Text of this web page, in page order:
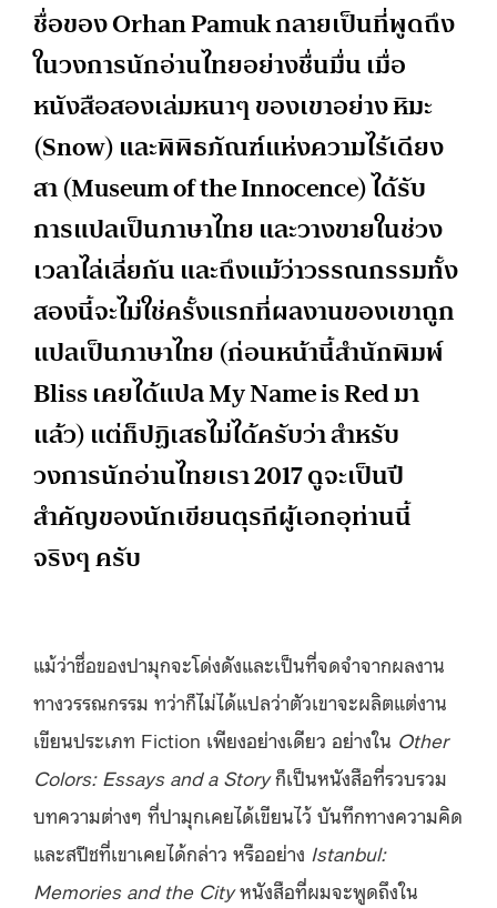
ชื่อของ Orhan Pamuk กลายเป็นที่พูดถึง
ในวงการนักอ่านไทยอย่างชื่นมื่น เมื่อ
หนังสือสองเล่มหนาๆ ของเขาอย่าง หิมะ
(Snow) และพิพิธภัณฑ์แห่งความไร้เดียง
สา (Museum of the Innocence) ได้รับ
การแปลเป็นภาษาไทย และวางขายในช่วง
เวลาไล่เลี่ยกัน และถึงแม้ว่าวรรณกรรมทั้ง
สองนี้จะไม่ใช่ครั้งแรกที่ผลงานของเขาถูก
แปลเป็นภาษาไทย (ก่อนหน้านี้สำนักพิมพ์
Bliss เคยได้แปล My Name is Red มา
แล้ว) แต่ก็ปฏิเสธไม่ได้ครับว่า สำหรับ
วงการนักอ่านไทยเรา 2017 ดูจะเป็นปี
สำคัญของนักเขียนตุรกีผู้เอกอุท่านนี้
จริงๆ ครับ
แม้ว่าชื่อของปามุกจะโด่งดังและเป็นที่จดจำจากผลงาน
ทางวรรณกรรม ทว่าก็ไม่ได้แปลว่าตัวเขาจะผลิตแต่งาน
เขียนประเภท Fiction เพียงอย่างเดียว อย่างใน Other
Colors: Essays and a Storyก็เป็นหนังสือที่รวบรวม
บทความต่างๆ ที่ปามุกเคยได้เขียนไว้ บันทึกทางความคิด
และสปีชที่เขาเคยได้กล่าว หรืออย่าง Istanbul:
Memories and the Cityหนังสือที่ผมจะพูดถึงใน